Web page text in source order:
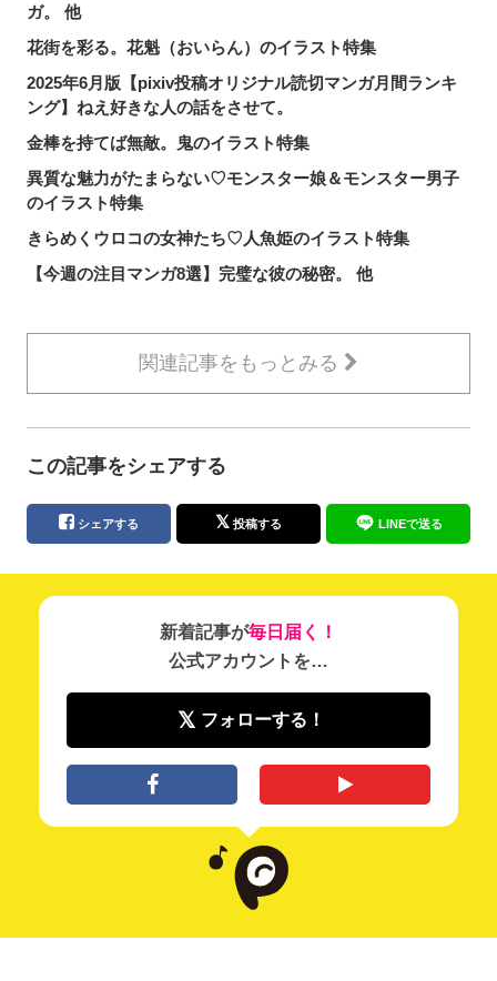
ガ。 他
花街を彩る。花魁（おいらん）のイラスト特集
2025年6月版【pixiv投稿オリジナル読切マンガ月間ランキ
ング】ねえ好きな人の話をさせて。
金棒を持てば無敵。鬼のイラスト特集
異質な魅力がたまらない♡モンスター娘＆モンスター男子
のイラスト特集
きらめくウロコの女神たち♡人魚姫のイラスト特集
【今週の注目マンガ8選】完璧な彼の秘密。 他
関連記事をもっとみる
この記事をシェアする
シェアする 投稿する LINEで送る
新着記事が毎日届く！
公式アカウントを…
フォローする！